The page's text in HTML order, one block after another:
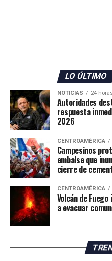
LO ÚLTIMO
NOTICIAS 24
Autoridades
respuesta
2026
CENTROAMÉRICA
Campesinos
embalse que
cierre de
CENTROAMÉRICA
Volcán de
a evacuar